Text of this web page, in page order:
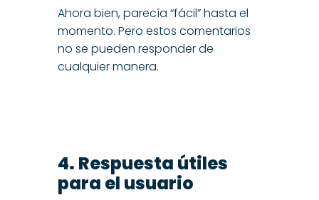
Ahora bien, parecía “fácil” hasta el
momento. Pero estos comentarios
no se pueden responder de
cualquier manera.
4. Respuesta útiles
para el usuario